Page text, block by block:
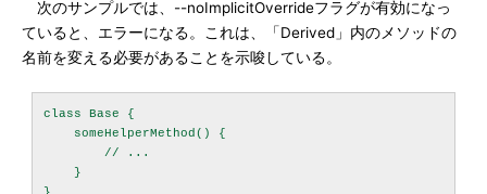
次のサンプルでは、--noImplicitOverrideフラグが有効になっ
ていると、エラーになる。これは、「Derived」内のメソッドの
名前を変える必要があることを示唆している。
class Base {
    someHelperMethod() {
        // ...
    }